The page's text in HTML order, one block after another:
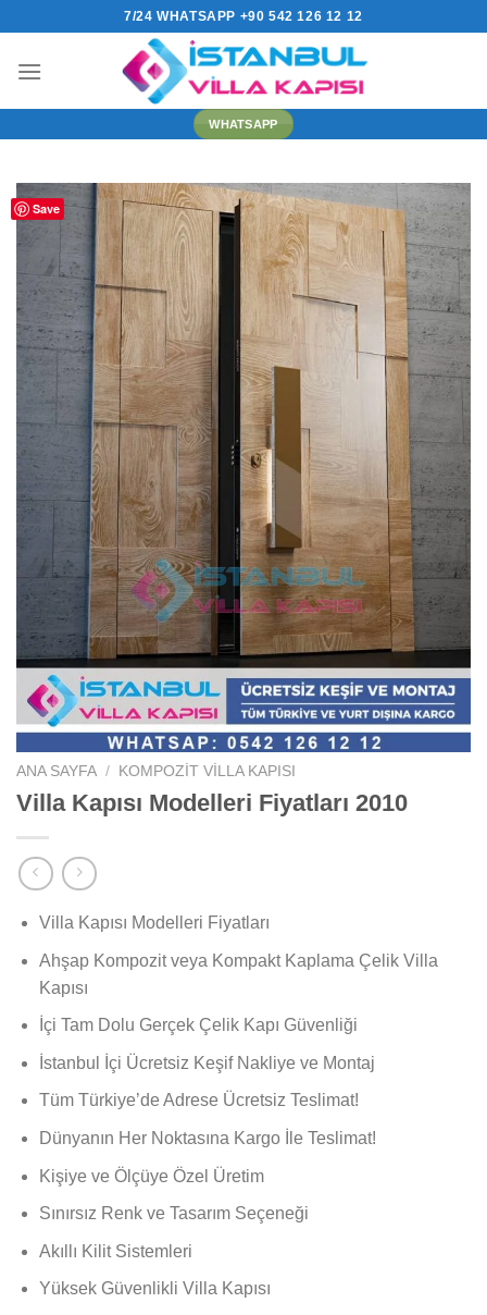
7/24 WHATSAPP +90 542 126 12 12
WHATSAPP
Save
ANA SAYFA / KOMPOZIT VILLA KAPISI
Villa Kapısı Modelleri Fiyatları 2010
Villa Kapısı Modelleri Fiyatları
Ahşap Kompozit veya Kompakt Kaplama Çelik Villa
Kapısı
İçi Tam Dolu Gerçek Çelik Kapı Güvenliği
İstanbul İçi Ücretsiz Keşif Nakliye ve Montaj
Tüm Türkiye’de Adrese Ücretsiz Teslimat!
Dünyanın Her Noktasına Kargo İle Teslimat!
Kişiye ve Ölçüye Özel Üretim
Sınırsız Renk ve Tasarım Seçeneği
Akıllı Kilit Sistemleri
Yüksek Güvenlikli Villa Kapısı